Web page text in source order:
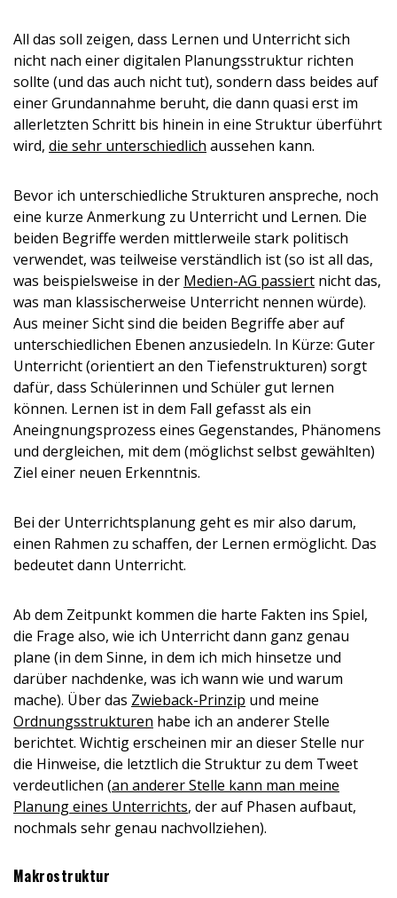
All das soll zeigen, dass Lernen und Unterricht sich
nicht nach einer digitalen Planungsstruktur richten
sollte (und das auch nicht tut), sondern dass beides auf
einer Grundannahme beruht, die dann quasi erst im
allerletzten Schritt bis hinein in eine Struktur überführt
wird, die sehr unterschiedlich aussehen kann.
Bevor ich unterschiedliche Strukturen anspreche, noch
eine kurze Anmerkung zu Unterricht und Lernen. Die
beiden Begriffe werden mittlerweile stark politisch
verwendet, was teilweise verständlich ist (so ist all das,
was beispielsweise in der Medien-AG passiert nicht das,
was man klassischerweise Unterricht nennen würde).
Aus meiner Sicht sind die beiden Begriffe aber auf
unterschiedlichen Ebenen anzusiedeln. In Kürze: Guter
Unterricht (orientiert an den Tiefenstrukturen) sorgt
dafür, dass Schülerinnen und Schüler gut lernen
können. Lernen ist in dem Fall gefasst als ein
Aneingnungsprozess eines Gegenstandes, Phänomens
und dergleichen, mit dem (möglichst selbst gewählten)
Ziel einer neuen Erkenntnis.
Bei der Unterrichtsplanung geht es mir also darum,
einen Rahmen zu schaffen, der Lernen ermöglicht. Das
bedeutet dann Unterricht.
Ab dem Zeitpunkt kommen die harte Fakten ins Spiel,
die Frage also, wie ich Unterricht dann ganz genau
plane (in dem Sinne, in dem ich mich hinsetze und
darüber nachdenke, was ich wann wie und warum
mache). Über das Zwieback-Prinzip und meine
Ordnungsstrukturen habe ich an anderer Stelle
berichtet. Wichtig erscheinen mir an dieser Stelle nur
die Hinweise, die letztlich die Struktur zu dem Tweet
verdeutlichen (an anderer Stelle kann man meine
Planung eines Unterrichts, der auf Phasen aufbaut,
nochmals sehr genau nachvollziehen).
Makrostruktur